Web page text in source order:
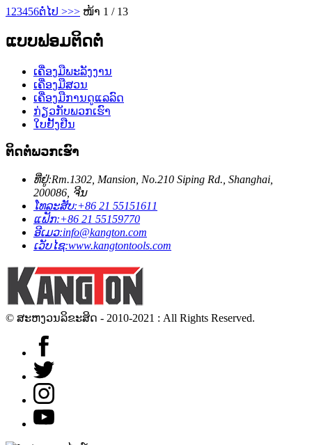
1 23456ຕໍ່ໄປ >>> ໜ້າ 1 / 13
ແບບຟອມຕິດຕໍ່
ເຄື່ອງມືພະລັງງານ
ເຄື່ອງມືສວນ
ເຄື່ອງມືການດູແລລົດ
ກ່ຽວ​ກັບ​ພວກ​ເຮົາ
ໃບຢັ້ງຢືນ
ຕິດ​ຕໍ່​ພວກ​ເຮົາ
ທີ່ຢູ່:Rm.1302, Mansion, No.210 Siping Rd., Shanghai,
200086, ຈີນ
ໂທລະສັບ:+86 21 55151611
ແຟັກ:+86 21 55159770
ອີເມວ:info@kangton.com
ເວັບໄຊ:www.kangtontools.com
© ສະຫງວນລິຂະສິດ - 2010-2021 : All Rights Reserved.